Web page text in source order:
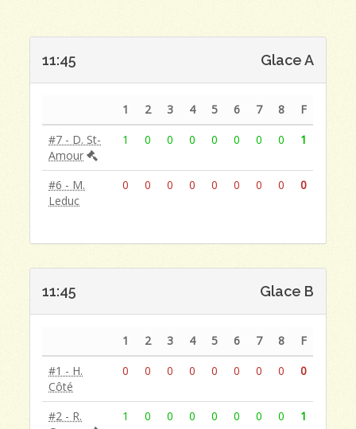
11:45 Glace A
1 2 3 4 5 6 7 8
F
#7 - D. St-
Amour
1 0 0 0 0 0 0 0 1
#6 - M.
Leduc
0 0 0 0 0 0 0 0 0
11:45 Glace B
1 2 3 4 5 6 7 8
F
#1 - H.
Côté
0 0 0 0 0 0 0 0 0
#2 - R.
1 0 0 0 0 0 0 0 1